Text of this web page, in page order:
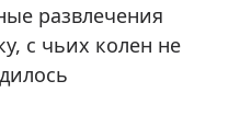
развлечения
с чьих колен не